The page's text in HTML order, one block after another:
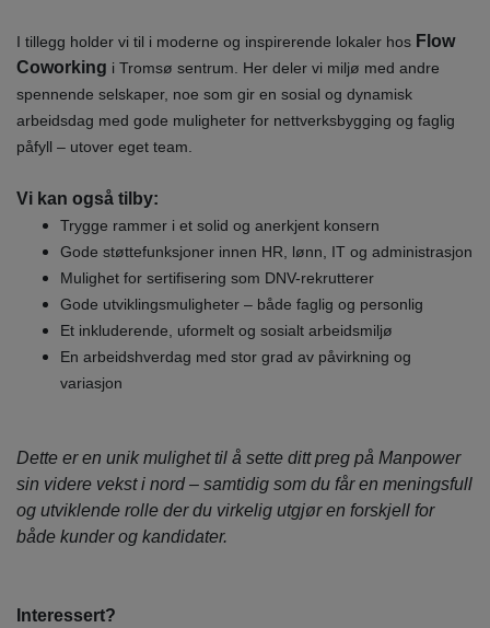
I tillegg holder vi til i moderne og inspirerende lokaler hos Flow
Coworking i Tromsø sentrum. Her deler vi miljø med andre
spennende selskaper, noe som gir en sosial og dynamisk
arbeidsdag med gode muligheter for nettverksbygging og faglig
påfyll – utover eget team.
Vi kan også tilby:
Trygge rammer i et solid og anerkjent konsern
Gode støttefunksjoner innen HR, lønn, IT og administrasjon
Mulighet for sertifisering som DNV-rekrutterer
Gode utviklingsmuligheter – både faglig og personlig
Et inkluderende, uformelt og sosialt arbeidsmiljø
En arbeidshverdag med stor grad av påvirkning og
variasjon
Dette er en unik mulighet til å sette ditt preg på Manpower
sin videre vekst i nord – samtidig som du får en meningsfull
og utviklende rolle der du virkelig utgjør en forskjell for
både kunder og kandidater.
Interessert?